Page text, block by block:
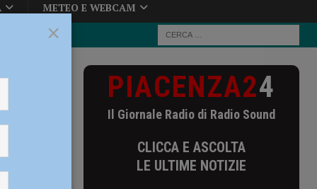
METEO E WEBCAM
Carbonetti
PIACENZA24
Il Giornale Radio di Radio Sound
CLICCA E ASCOLTA
LE ULTIME NOTIZIE
×